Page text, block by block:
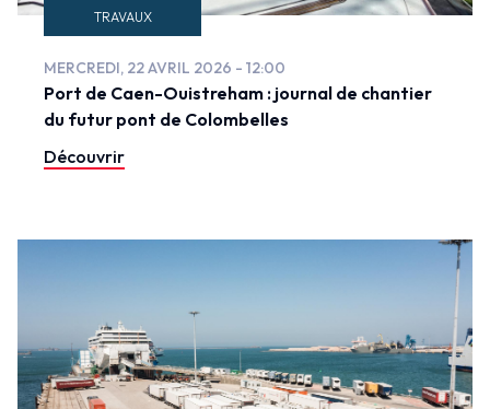
TRAVAUX
MERCREDI, 22 AVRIL 2026 - 12:00
Port de Caen-Ouistreham : journal de chantier
du futur pont de Colombelles
Découvrir